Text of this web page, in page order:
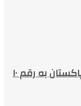
افزایش حجم تجارت بین ایران و پاکستان به رقم ۱۰